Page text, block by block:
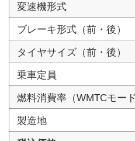
変速機形式
ブレーキ形式（前・後）
タイヤサイズ（前・後）
乗車定員
燃料消費率（WMTCモード
製造地